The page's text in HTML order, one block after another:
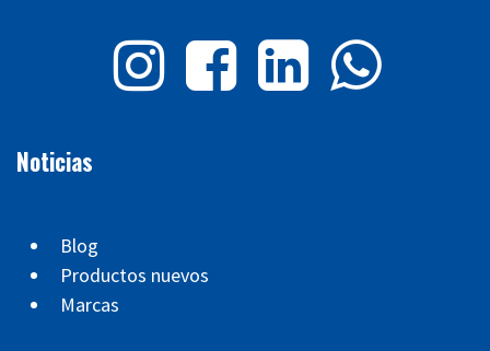
Noticias
Blog
Productos nuevos
Marcas